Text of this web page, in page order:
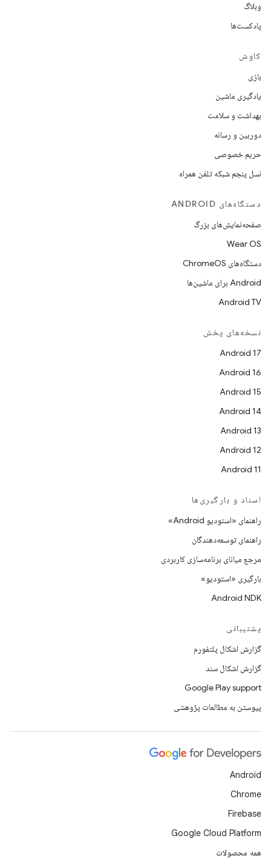
وبلاگ
پادکست‌ها
کاوش
بازی
یادگیری ماشین
بهداشت و سلامت
دوربین و رسانه
حریم خصوصی
نسل پنجم شبکه تلفن همراه
دستگاه‌های ANDROID
صفحه‌نمایش‌های بزرگ
Wear OS
دستگاه‌های ChromeOS
Android برای ماشین‌ها
Android TV
نسخه‌های پخش
Android 17
Android 16
Android 15
Android 14
Android 13
Android 12
Android 11
اسناد و بارگیری‌ها
راهنمای «استودیو Android»
راهنمای توسعه‌دهندگان
مرجع میانای برنامه‌سازی کاربردی
بارگیری «استودیو»
Android NDK
پشتیبانی
گزارش اشکال پلتفورم
گزارش اشکال سند
Google Play support
پیوستن به مطالعات پژوهشی
Android
Chrome
Firebase
Google Cloud Platform
همه محصولات